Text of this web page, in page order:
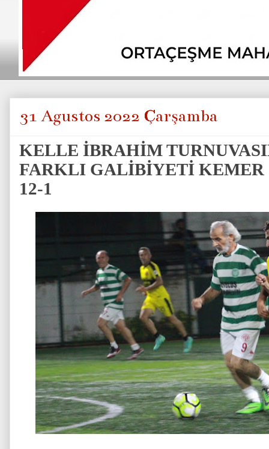
31 Ağustos 2022 Çarşamba
KELLE İBRAHİM
FARKLI GALİBİYETİ KEMER
12-1